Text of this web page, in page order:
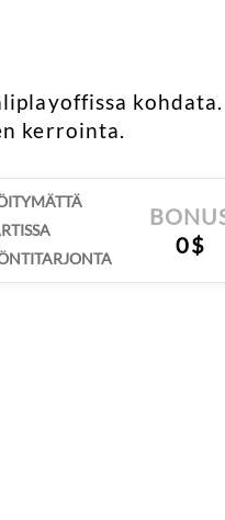
kerrointa.
0$